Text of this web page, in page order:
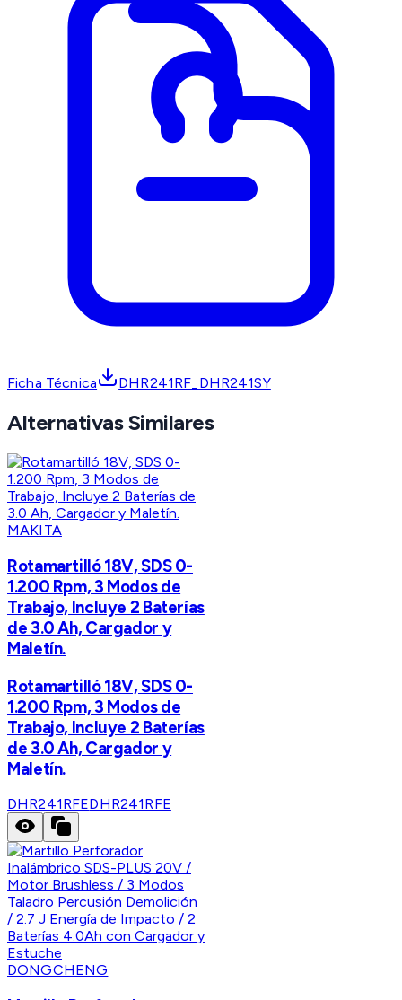
Ficha Técnica DHR241RF_DHR241SY
Alternativas Similares
MAKITA
Rotamartilló 18V, SDS 0-
1.200 Rpm, 3 Modos de
Trabajo, Incluye 2 Baterías
de 3.0 Ah, Cargador y
Maletín.
Rotamartilló 18V, SDS 0-
1.200 Rpm, 3 Modos de
Trabajo, Incluye 2 Baterías
de 3.0 Ah, Cargador y
Maletín.
DHR241RFEDHR241RFE
DONGCHENG